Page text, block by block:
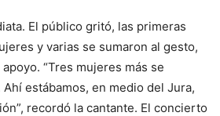
El público gritó, las primeras
y varias se sumaron al gesto,
“Tres mujeres más se
estábamos, en medio del Jura,
recordó la cantante. El concierto